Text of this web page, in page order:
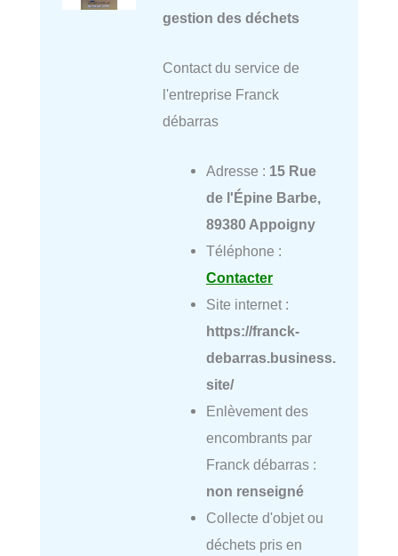
gestion des déchets
Contact du service de
l'entreprise Franck
débarras
Adresse : 15 Rue
de l'Épine Barbe,
89380 Appoigny
Téléphone :
Contacter
Site internet :
https://franck-
debarras.business.
site/
Enlèvement des
encombrants par
Franck débarras :
non renseigné
Collecte d'objet ou
déchets pris en